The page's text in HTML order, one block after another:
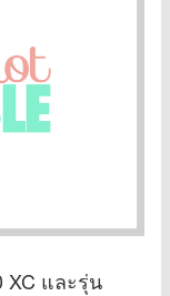
XC และรุ่น